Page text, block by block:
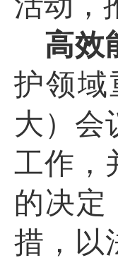
高效
护领
大）会
工作，
的决定
措，以